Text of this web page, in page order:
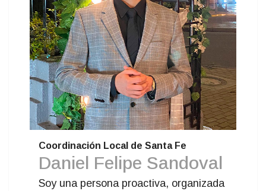
Coordinación Local de Santa Fe
Daniel Felipe Sandoval
Soy una persona proactiva, organizada